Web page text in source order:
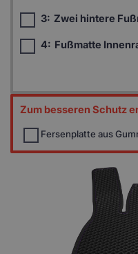
3: Zwei hintere
4: Fußmatte
Zum besseren Schutz
Fersenplatte aus